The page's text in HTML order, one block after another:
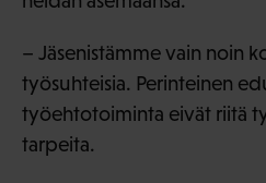
– Jäsenistämme vain noin
työsuhteisia. Perinteinen
työehtotoiminta eivät riitä
tarpeita.